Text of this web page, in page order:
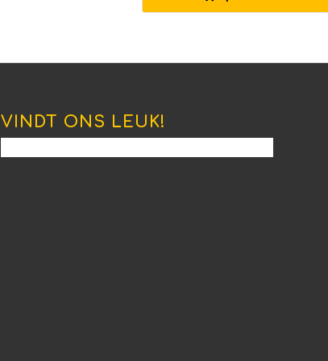
€837.45
VINDT ONS LEUK!